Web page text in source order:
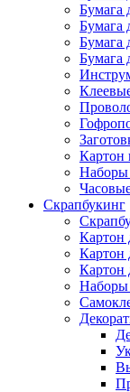
Бумага
Бумага
Бумага
Бумага
Картон
Наборы
Скрапбукинг
Картон
Картон
Картон
Наборы